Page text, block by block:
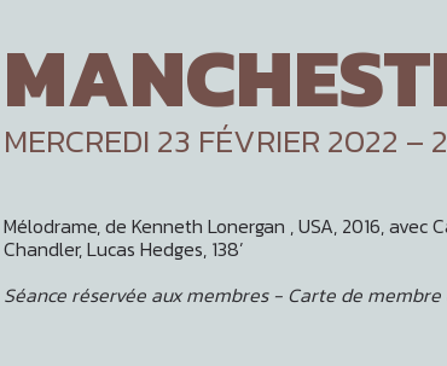
MERCREDI 23 FÉVRIER 2022 –
Mélodrame, de Kenneth Lonergan , USA, 2016, avec
Chandler, Lucas Hedges, 138’
Séance réservée aux membres - Carte de